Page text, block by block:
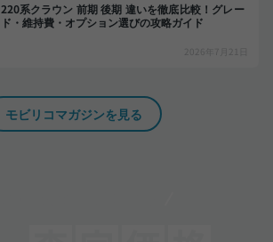
220系クラウン 前期 後期 違いを徹底比較！グレー
ド・維持費・オプション選びの攻略ガイド
2026年7月21日
モビリコマガジンを見る